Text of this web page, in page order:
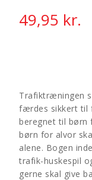
49,95 kr.
Trafiktræningen
færdes sikkert til
beregnet til børn
børn for alvor
alene. Bogen
trafik-huskespil
gerne skal give